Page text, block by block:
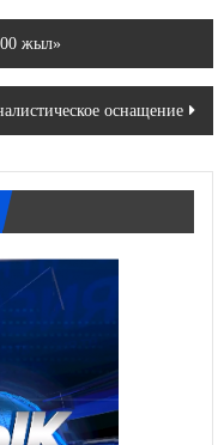
жыл»
оснащение